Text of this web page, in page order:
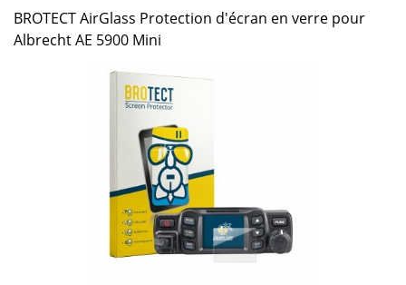
BROTECT AirGlass Protection d'écran en verre pour
Albrecht AE 5900 Mini